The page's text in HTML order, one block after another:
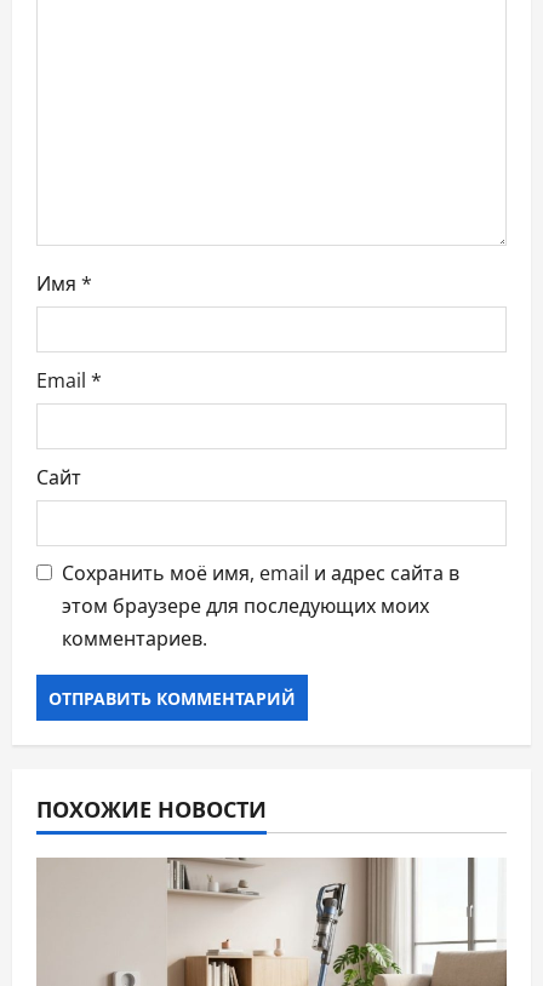
я
м
Имя *
Email *
Сайт
Сохранить моё имя, email и адрес сайта в
этом браузере для последующих моих
комментариев.
ПОХОЖИЕ НОВОСТИ